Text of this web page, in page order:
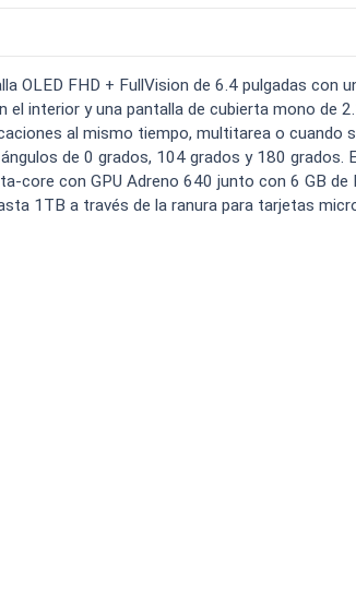
Si el celula...
VER MÁS
OLED FHD + FullVision de 6.4 pulgadas con
interior y una pantalla de cubierta mono de
al mismo tiempo, multitarea o cuando
de 0 grados, 104 grados y 180
core con GPU Adreno 640 junto con 6 GB de
1TB a través de la ranura para tarjetas
Comparativas